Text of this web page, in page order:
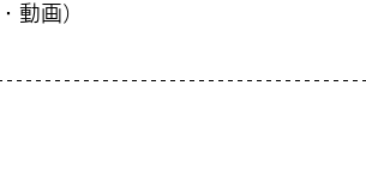
動画）